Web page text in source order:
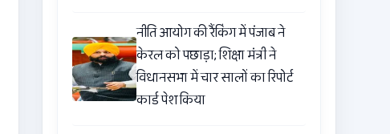
नीति आयोग की रैंकिंग में पंजाब ने
केरल को पछाड़ा; शिक्षा मंत्री ने
विधानसभा में चार सालों का रिपोर्ट
कार्ड पेश किया